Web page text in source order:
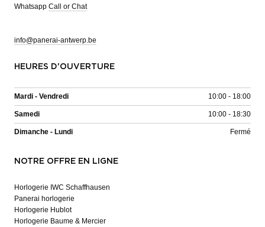
Whatsapp Call or Chat
info@panerai-antwerp.be
HEURES D'OUVERTURE
Mardi - Vendredi 10:00 - 18:00
Samedi 10:00 - 18:30
Dimanche - Lundi Fermé
NOTRE OFFRE EN LIGNE
Horlogerie IWC Schaffhausen
Panerai horlogerie
Horlogerie Hublot
Horlogerie Baume & Mercier